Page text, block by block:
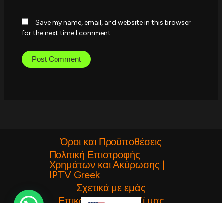
Save my name, email, and website in this browser
for the next time I comment.
Όροι και Προϋποθέσεις
Πολιτική Επιστροφής
Χρημάτων και Ακύρωσης |
IPTV Greek
Σχετικά με εμάς